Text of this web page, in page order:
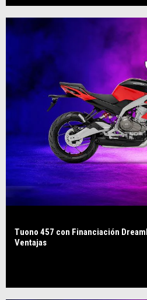
Tuono 457 con Financiación
Ventajas